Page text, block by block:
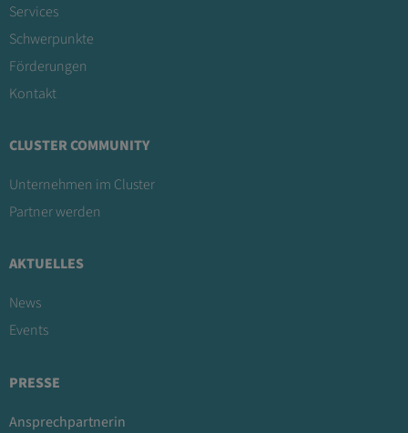
Services
Schwerpunkte
Förderungen
Kontakt
CLUSTER COMMUNITY
Unternehmen im Cluster
Partner werden
AKTUELLES
News
Events
PRESSE
Ansprechpartnerin